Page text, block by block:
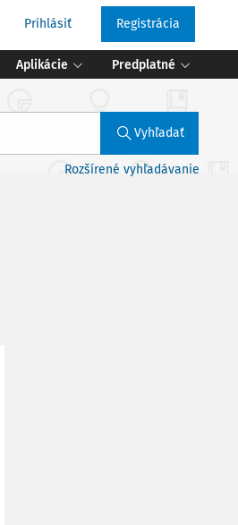
Prihlásiť Registrácia
Aplikácie Predplatné
Vyhľadať
Rozšírené vyhľadávanie